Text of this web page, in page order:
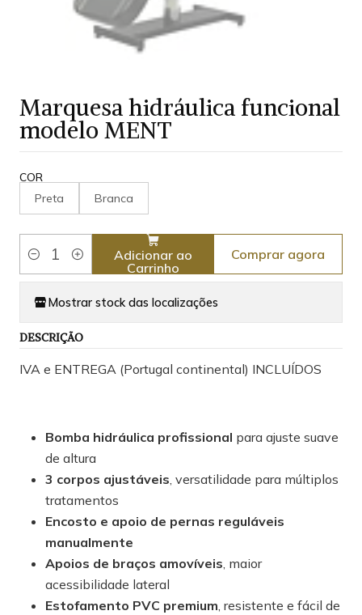
Marquesa hidráulica funcional
modelo MENT
COR
Preta Branca
Quantidade
Adicionar ao
Carrinho
Comprar agora
Mostrar stock das localizações
DESCRIÇÃO
IVA e ENTREGA (Portugal continental) INCLUÍDOS
Bomba hidráulica profissional para ajuste suave
de altura
3 corpos ajustáveis, versatilidade para múltiplos
tratamentos
Encosto e apoio de pernas reguláveis
manualmente
Apoios de braços amovíveis, maior
acessibilidade lateral
Estofamento PVC premium, resistente e fácil de